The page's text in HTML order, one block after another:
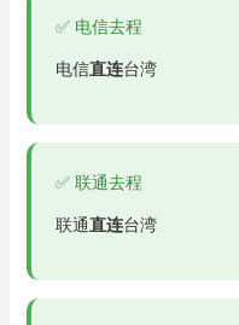
✅ 电信去程
电信直连台湾
✅ 联通去程
联通直连台湾